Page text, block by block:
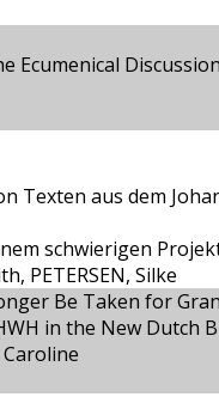
Ecumenical
Texten aus dem
schwierigen
PETERSEN, Silke
Be Taken for
in the New Dutch
Caroline